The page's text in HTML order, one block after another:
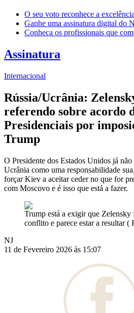
O seu voto reconhece a
Ganhe uma assinatura digital
Conheça os profissionais que
Assinatura
Internacional
Rússia/Ucrânia:
referendo sobre acordo
Presidenciais por
Trump
O Presidente dos Estados Unidos já
Ucrânia como uma responsabilidade
forçar Kiev a aceitar ceder no que for
com Moscovo e é isso que está a fazer.
Trump está a exigir que Zelensky
conflito e parece estar a resultar
NJ
11 de Fevereiro 2026 às 15:07